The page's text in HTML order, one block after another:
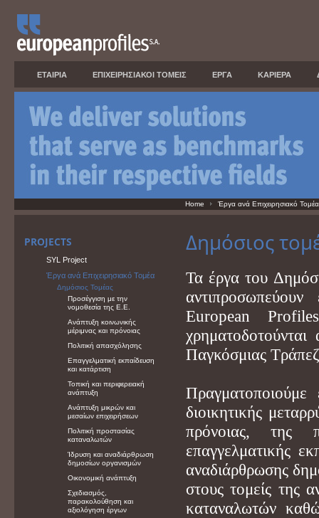
ΕΤΑΙΡΙΑ ΕΠΙΧΕΙΡΗΣΙΑΚΟΙ ΤΟΜΕΙΣ ΕΡΓΑ ΚΑΡΙΕΡΑ
Home Έργα ανά Επιχειρησιακό Τομέα
Δημόσιος
Τα έργα του
European
Παγκόσμιας
διοικητικής
πρόνοιας, της
επαγγελματικής
αναδιάρθρωσης
στους τομείς της
καταναλωτών
PROJECTS
SYL Project
Έργα ανά Επιχειρησιακό Τομέα
Δημόσιος Τομέας
Προσέγγιση με την
νομοθεσία της Ε.Ε.
Ανάπτυξη κοινωνικής
μέριμνας και πρόνοιας
Πολιτική απασχόλησης
Επαγγελματική εκπαίδευση
και κατάρτιση
Τοπική και περιφερειακή
ανάπτυξη
Ανάπτυξη μικρών και
μεσαίων επιχειρήσεων
Πολιτική προστασίας
καταναλωτών
Ίδρυση και αναδιάρθρωση
δημοσίων οργανισμών
Οικονομική ανάπτυξη
Σχεδιασμός,
παρακολούθηση και
αξιολόγηση έργων